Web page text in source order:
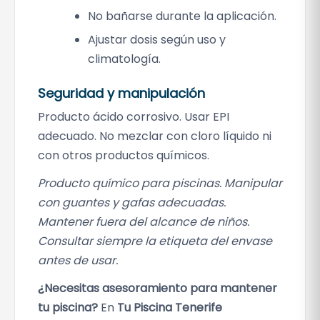
No bañarse durante la aplicación.
Ajustar dosis según uso y
climatología.
Seguridad y manipulación
Producto ácido corrosivo. Usar EPI
adecuado. No mezclar con cloro líquido ni
con otros productos químicos.
Producto químico para piscinas. Manipular
con guantes y gafas adecuadas.
Mantener fuera del alcance de niños.
Consultar siempre la etiqueta del envase
antes de usar.
¿Necesitas asesoramiento para mantener
tu piscina? En Tu Piscina Tenerife